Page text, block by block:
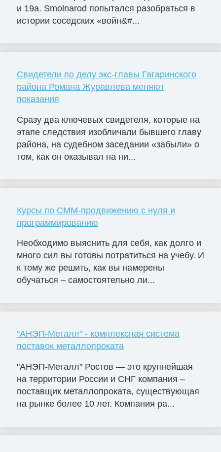
и 19а. Smolnarod попытался разобраться в
истории соседских «войн&#...
Свидетели по делу экс-главы Гагаринского
района Романа Журавлева меняют
показания
Сразу два ключевых свидетеля, которые на
этапе следствия изобличали бывшего главу
района, на судебном заседании «забыли» о
том, как он оказывал на ни...
Курсы по СММ-продвижению с нуля и
программированию
Необходимо выяснить для себя, как долго и
много сил вы готовы потратиться на учебу. И
к тому же решить, как вы намерены
обучаться – самостоятельно ли...
"АНЭП-Металл" - комплексная система
поставок металлопроката
"АНЭП-Металл" Ростов — это крупнейшая
на территории России и СНГ компания –
поставщик металлопроката, существующая
на рынке более 10 лет. Компания ра...